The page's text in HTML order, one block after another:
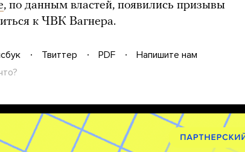
, по данным властей, появились призывы
к ЧВК Вагнера.
Твиттер PDF
Напишите нам